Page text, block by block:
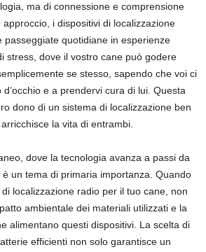
ma di connessione e comprensione
i dispositivi di localizzazione
passeggiate quotidiane in esperienze
stress, dove il vostro cane può godere
se stesso, sapendo che voi ci
e a prendervi cura di lui. Questa
dono di un sistema di localizzazione ben
la vita di entrambi.
dove la tecnologia avanza a passi da
un tema di primaria importanza. Quando
localizzazione radio per il tuo cane, non
ambientale dei materiali utilizzati e la
alimentano questi dispositivi. La scelta di
efficienti non solo garantisce un